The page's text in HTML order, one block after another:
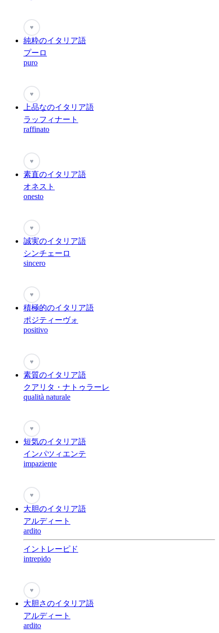
♥
純粋のイタリア語
プーロ
puro
♥
上品なのイタリア語
ラッフィナート
raffinato
♥
素直のイタリア語
オネスト
onesto
♥
誠実のイタリア語
シンチェーロ
sincero
♥
積極的のイタリア語
ポジティーヴォ
positivo
♥
素質のイタリア語
クアリタ・ナトゥラーレ
qualità naturale
♥
短気のイタリア語
インパツィエンテ
impaziente
♥
大胆のイタリア語
アルディート
ardito
イントレーピド
intrepido
♥
大胆さのイタリア語
アルディート
ardito